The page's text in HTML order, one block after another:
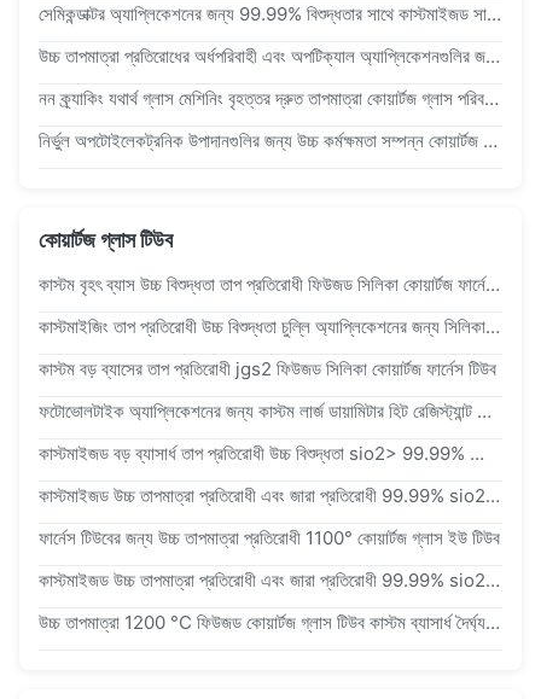
সেমিকন্ডাক্টর অ্যাপ্লিকেশনের জন্য 99.99% বিশুদ্ধতার সাথে কাস্টমাইজড সাইজ উচ্চ তাপমাত্রা প্রতিরোধী কোয়ার্টজ প্লেট
উচ্চ তাপমাত্রা প্রতিরোধের অর্ধপরিবাহী এবং অপটিক্যাল অ্যাপ্লিকেশনগুলির জন্য উচ্চ অ্যাসিড সহনশীলতার সাথে কাস্টমাইজড আকারের ক্লিয়ার কোয়ার্টজ প্লেট
নন ক্র্যাকিং যথার্থ গ্লাস মেশিনিং বৃহত্তর দ্রুত তাপমাত্রা কোয়ার্টজ গ্লাস পরিবর্তন করে
নির্ভুল অপটোইলেকট্রনিক উপাদানগুলির জন্য উচ্চ কর্মক্ষমতা সম্পন্ন কোয়ার্টজ গ্লাস প্লেট
কোয়ার্টজ গ্লাস টিউব
কাস্টম বৃহৎ ব্যাস উচ্চ বিশুদ্ধতা তাপ প্রতিরোধী ফিউজড সিলিকা কোয়ার্টজ ফার্নেস টিউব
কাস্টমাইজিং তাপ প্রতিরোধী উচ্চ বিশুদ্ধতা চুল্লি অ্যাপ্লিকেশনের জন্য সিলিকা কোয়ার্টজ গ্লাস টিউব
কাস্টম বড় ব্যাসের তাপ প্রতিরোধী jgs2 ফিউজড সিলিকা কোয়ার্টজ ফার্নেস টিউব
ফটোভোলটাইক অ্যাপ্লিকেশনের জন্য কাস্টম লার্জ ডায়ামিটার হিট রেজিস্ট্যান্ট ফিউজড সিলিকা কোয়ার্টজ টিউব
কাস্টমাইজড বড় ব্যাসার্ধ তাপ প্রতিরোধী উচ্চ বিশুদ্ধতা sio2> 99.99% কোয়ার্টজ চুলা টিউব
কাস্টমাইজড উচ্চ তাপমাত্রা প্রতিরোধী এবং জারা প্রতিরোধী 99.99% sio2 চুল্লি অ্যাপ্লিকেশন জন্য কোয়ার্টজ গ্লাস টিউব
ফার্নেস টিউবের জন্য উচ্চ তাপমাত্রা প্রতিরোধী 1100° কোয়ার্টজ গ্লাস ইউ টিউব
কাস্টমাইজড উচ্চ তাপমাত্রা প্রতিরোধী এবং জারা প্রতিরোধী 99.99% sio2 কোয়ার্টজ গ্লাস ফ্ল্যাঞ্জ টিউব
উচ্চ তাপমাত্রা 1200 °C ফিউজড কোয়ার্টজ গ্লাস টিউব কাস্টম ব্যাসার্ধ দৈর্ঘ্য এবং উচ্চ বিশুদ্ধতা sio2> 99.99% গরম চুল্লি জন্য